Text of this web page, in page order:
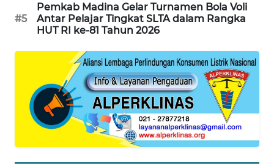
#5
Pemkab Madina Gelar Turnamen Bola Voli
Antar Pelajar Tingkat SLTA dalam Rangka
HUT RI ke-81 Tahun 2026
NEWS
NEWS
KARING
NEWS
JURNAL
MARITIM